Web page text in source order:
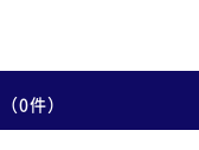
（0件）